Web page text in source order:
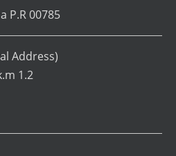
P.R 00785
Address)
1.2